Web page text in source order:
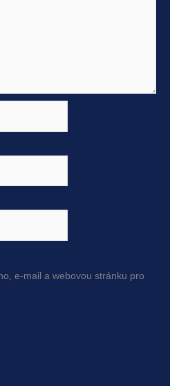
e-mail a webovou stránku pro